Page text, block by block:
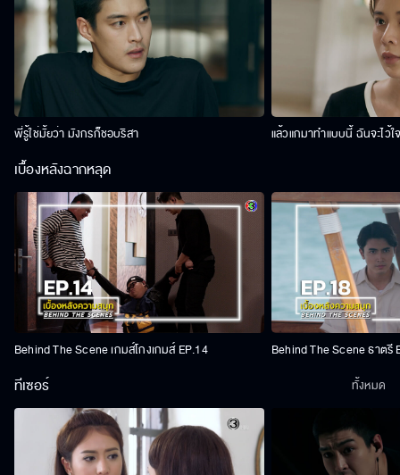
พี่รู้ใช่มั้ยว่า มังกรก็ชอบริสา แล้วแกมาทำแบบนี้ ฉันจะไว้ใ
เบื้องหลังฉากหลุด
Behind The Scene เกมส์โกงเกมส์ EP.14 Behind The Scene ธาตรี
ทีเซอร์ ทั้งหมด